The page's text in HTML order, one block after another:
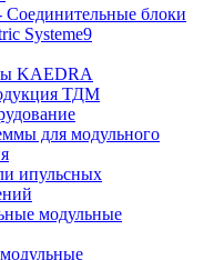
Соединительные блоки
Systeme9
KAEDRA
ТДМ
для модульного
ипульсных
модульные